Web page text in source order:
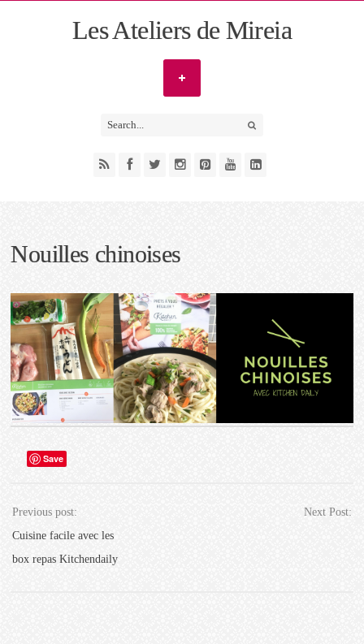
Les Ateliers de Mireia
Nouilles chinoises
Save
Previous post:
Cuisine facile avec les
box repas Kitchendaily
Next Post: